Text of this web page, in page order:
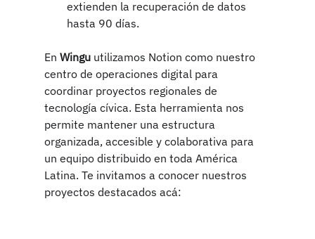
extienden la recuperación de datos
hasta 90 días.
En Wingu utilizamos Notion como nuestro
centro de operaciones digital para
coordinar proyectos regionales de
tecnología cívica. Esta herramienta nos
permite mantener una estructura
organizada, accesible y colaborativa para
un equipo distribuido en toda América
Latina. Te invitamos a conocer nuestros
proyectos destacados acá: